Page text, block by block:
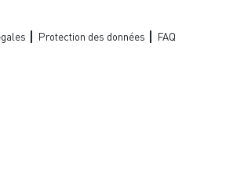
Protection des données FAQ